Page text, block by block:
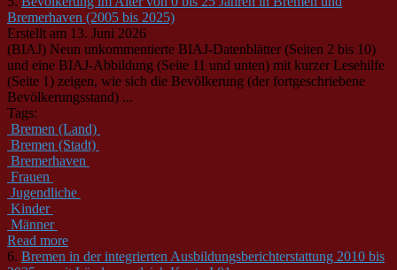
Bremerhaven (2005 bis 2025)
Erstellt am 13. Juni 2026
(BIAJ) Neun unkommentierte BIAJ-Datenblätter (Seiten 2 bis 10)
und eine BIAJ-Abbildung (Seite 11 und unten) mit kurzer Lesehilfe
(Seite 1) zeigen, wie sich die Bevölkerung (der fortgeschriebene
Bevölkerungsstand) ...
Tags:
Bremen (Land)
Bremen (Stadt)
Bremerhaven
Frauen
Jugendliche
Kinder
Männer
Read more
6. Bremen in der integrierten Ausbildungsberichterstattung 2010 bis